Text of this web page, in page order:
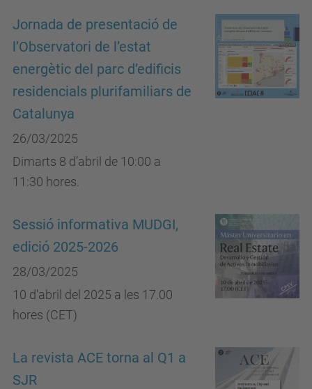
Jornada de presentació de
l’Observatori de l’estat
energètic del parc d’edificis
residencials plurifamiliars de
Catalunya
26/03/2025
Dimarts 8 d’abril de 10:00 a
11:30 hores.
Sessió informativa MUDGI,
edició 2025-2026
28/03/2025
10 d'abril del 2025 a les 17.00
hores (CET)
La revista ACE torna al Q1 a
SJR